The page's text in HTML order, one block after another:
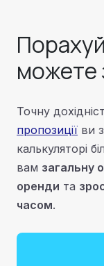
можете
Точну
пропозиції ви
калькуляторі
вам загальну
оренди та
часом.